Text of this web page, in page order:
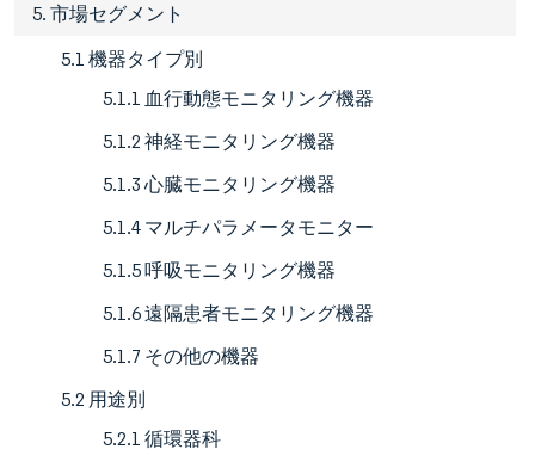
5. 市場セグメント
5.1 機器タイプ別
5.1.1 血行動態モニタリング機器
5.1.2 神経モニタリング機器
5.1.3 心臓モニタリング機器
5.1.4 マルチパラメータモニター
5.1.5 呼吸モニタリング機器
5.1.6 遠隔患者モニタリング機器
5.1.7 その他の機器
5.2 用途別
5.2.1 循環器科